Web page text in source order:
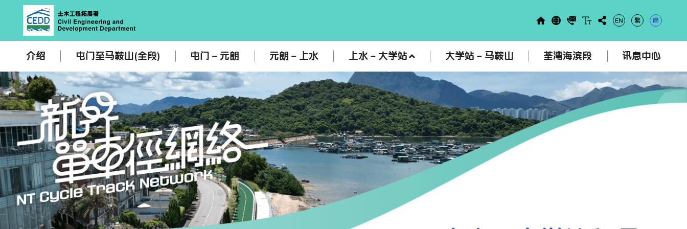
介紹 屯門至馬鞍山(全段) 屯門 – 元朗 元朗 – 上水 上水 – 大學站 大學站 – 馬鞍山 荃灣海濱段 訊息中心